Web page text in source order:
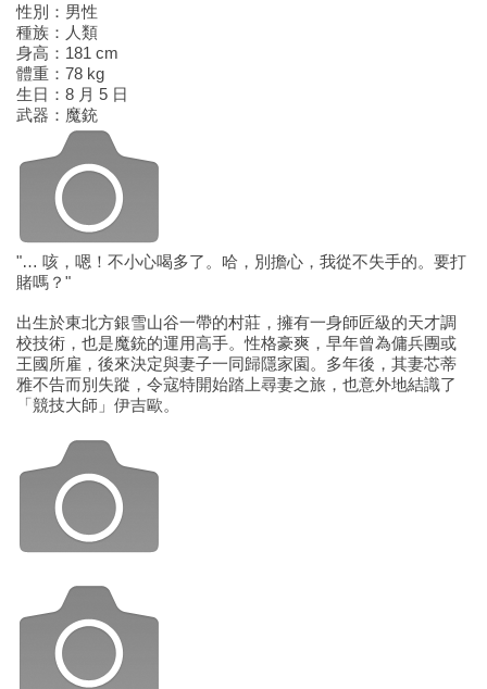
性別：男性
種族：人類
身高：181 cm
體重：78 kg
生日：8 月 5 日
武器：魔銃
"… 咳，嗯！不小心喝多了。哈，別擔心，我從不失手的。要打
賭嗎？"
出生於東北方銀雪山谷一帶的村莊，擁有一身師匠級的天才調
校技術，也是魔銃的運用高手。性格豪爽，早年曾為傭兵團或
王國所雇，後來決定與妻子一同歸隱家園。多年後，其妻芯蒂
雅不告而別失蹤，令寇特開始踏上尋妻之旅，也意外地結識了
「競技大師」伊吉歐。